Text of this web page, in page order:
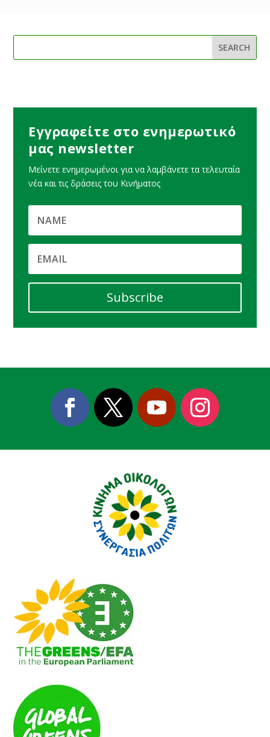
Εγγραφείτε στο ενημερωτικό
μας newsletter
Μείνετε ενημερωμένοι για να λαμβάνετε τα τελευταία
νέα και τις δράσεις του Κινήματος
Subscribe